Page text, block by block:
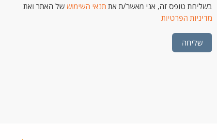
טופס זה, אני מאשר/ת אתתנאי השימוש של האתר ואת
הפרטיות